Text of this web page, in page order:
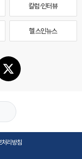
칼럼·인터뷰
헬스인뉴스
처리방침